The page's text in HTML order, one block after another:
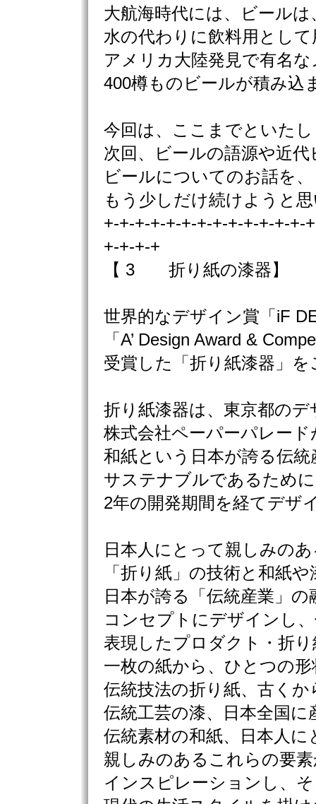
大航海時代には、ビール
水の代わりに飲料用とし
アメリカ大陸発見で有名
400樽ものビールが積み込
今回は、ここまでといた
次回、ビールの語源や近
ビールについてのお話を、
もう少しだけ続けようと
+-+-+-+-+-+-+-+-+-+-+-+-+-
+-+-+-+
【 3 折り紙の漆器】
世界的なデザイン賞「iF
「A’ Design Award &
受賞した「折り紙漆器」
折り紙漆器は、東京都のデ
株式会社ペーパーパレード
和紙という日本が誇る伝統
サステナブルであるため
2年の開発期間を経てデザ
日本人にとって親しみの
「折り紙」の技術と和紙
日本が誇る「伝統産業」の
コンセプトにデザインし
表現したプロダクト・折り
一枚の紙から、ひとつの
伝統技法の折り紙、古く
伝統工芸の漆、日本全国に
伝統素材の和紙、日本人に
親しみのあるこれらの要
インスピレーションし、